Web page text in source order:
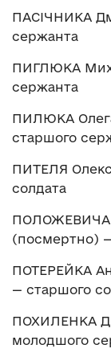
ПАСІЧНИКА
сержанта
ПИГЛЮКА
сержанта
ПИЛЮКА
старшого
ПИТЕЛЯ
солдата
ПОЛОЖЕВИЧА
(посмертно)
ПОТЕРЕЙКА
— старшого
ПОХИЛЕНКА
молодшого